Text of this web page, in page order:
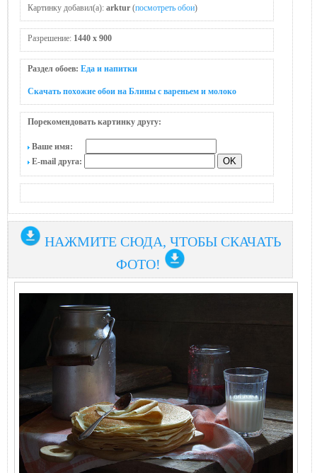
Картинку добавил(а): arktur (посмотреть обои)
Разрешение: 1440 x 900
Раздел обоев: Еда и напитки
Скачать похожие обои на Блины с вареньем и молоко
Порекомендовать картинку другу:
Ваше имя:
E-mail друга:
НАЖМИТЕ СЮДА, ЧТОБЫ СКАЧАТЬ
ФОТО!